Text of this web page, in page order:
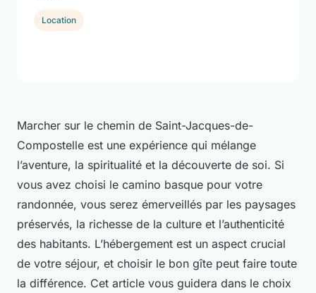
Marcher sur le chemin de Saint-Jacques-de-
Compostelle est une expérience qui mélange
l’aventure, la spiritualité et la découverte de soi. Si
vous avez choisi le camino basque pour votre
randonnée, vous serez émerveillés par les paysages
préservés, la richesse de la culture et l’authenticité
des habitants. L’hébergement est un aspect crucial
de votre séjour, et choisir le bon gîte peut faire toute
la différence. Cet article vous guidera dans le choix
Location